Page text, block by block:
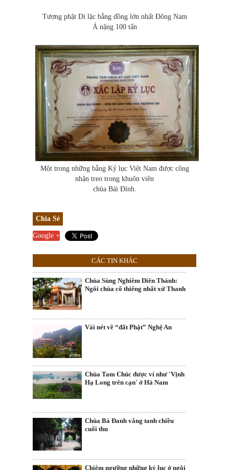
Tượng phật Di lặc bằng đồng lớn nhất Đông Nam
Á nặng 100 tấn
Một trong những bằng Kỷ lục Việt Nam được công
nhận treo trong khuôn viên
chùa Bái Đính.
Chia Sẻ
Google +
CÁC TIN KHÁC
Chùa Sùng Nghiêm Diên Thánh:
Ngôi chùa cổ thiêng nhất xứ Thanh
Vài nét về “đất Phật” Nghệ An
Chùa Tam Chúc được ví như 'Vịnh
Hạ Long trên cạn' ở Hà Nam
Chùa Bà Đanh vắng tanh chiều
cuối thu
Chiêm ngưỡng những kỷ lục ở ngôi